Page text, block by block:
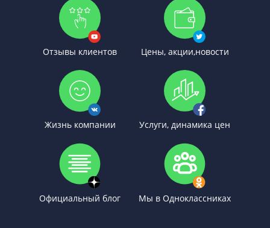
Отзывы клиентов Цены, акции,новости
Жизнь компании Услуги, динамика цен
Официальный блог Мы в Одноклассниках